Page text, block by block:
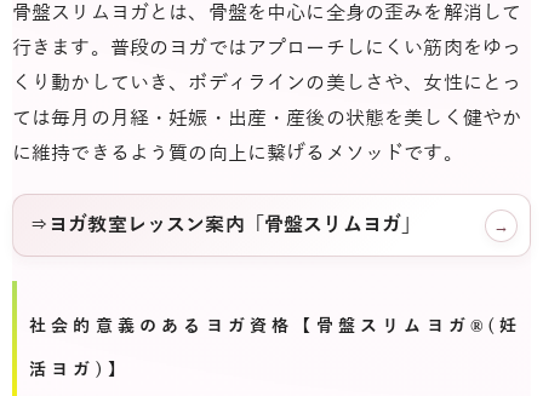
骨盤スリムヨガとは、骨盤を中心に全身の歪みを解消して
行きます。普段のヨガではアプローチしにくい筋肉をゆっ
くり動かしていき、ボディラインの美しさや、女性にとっ
ては毎月の月経・妊娠・出産・産後の状態を美しく健やか
に維持できるよう質の向上に繋げるメソッドです。
⇒ヨガ教室レッスン案内「骨盤スリムヨガ」 →
社会的意義のあるヨガ資格【骨盤スリムヨガ®(妊
活ヨガ)】